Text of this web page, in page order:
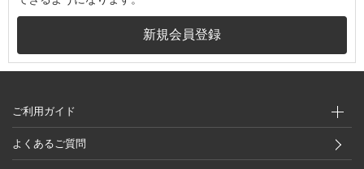
ご利用ガイド
よくあるご質問